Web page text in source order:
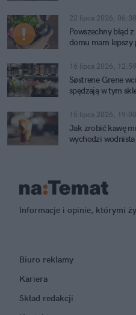
22 lipca 2026, 06:38
Powszechny błąd
domu mam lepszy
16 lipca 2026, 12:59
Søstrene Grene
spędzają w tym
15 lipca 2026, 19:00
Jak zrobić kawę
wychodzi
Informacje i opinie, którymi
Biuro reklamy
Kariera
Skład redakcji